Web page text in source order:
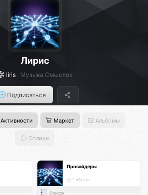
Лирис
liris Музыка Смыслов
Подписаться
Активности Маркет Альбомы
Солики
Провайдеры
1 объект
Список